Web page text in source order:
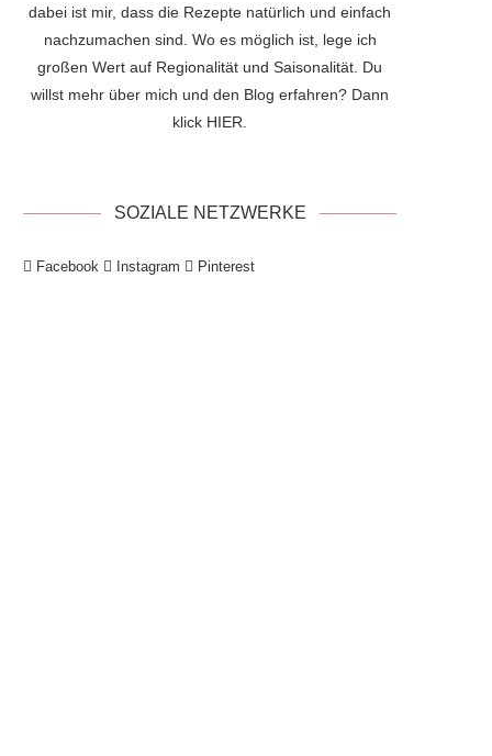
dabei ist mir, dass die Rezepte natürlich und einfach
nachzumachen sind. Wo es möglich ist, lege ich
großen Wert auf Regionalität und Saisonalität. Du
willst mehr über mich und den Blog erfahren? Dann
klick HIER
SOZIALE NETZWERKE
Facebook Instagram Pinterest